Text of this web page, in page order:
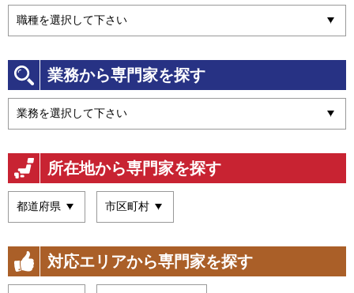
業務から専門家を探す
所在地から専門家を探す
対応エリアから専門家を探す